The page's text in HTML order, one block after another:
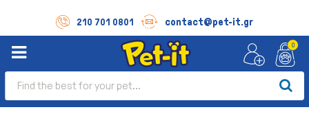
210 701 0801 contact@pet-it.gr
0